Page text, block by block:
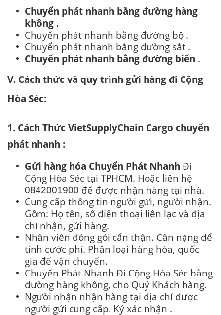
Chuyển phát nhanh bằng đường hàng
không .
Chuyển phát nhanh bằng đường bộ .
Chuyển phát nhanh bằng đường sắt .
Chuyển phát nhanh bằng đường biển .
V. Cách thức và quy trình gửi hàng đi Cộng
Hòa Séc:
1. Cách Thức VietSupplyChain Cargo chuyển
phát nhanh :
Gửi hàng hóa Chuyển Phát Nhanh Đi
Cộng Hòa Séc tại TPHCM. Hoặc liên hệ
0842001900 để được nhận hàng tại nhà.
Cung cấp thông tin người gửi, người nhận.
Gồm: Họ tên, số điện thoại liên lạc và địa
chỉ nhận, gửi hàng.
Nhân viên đóng gói cẩn thận. Cân nặng để
tính cước phí. Phân loại hàng hóa, quốc
gia để vận chuyển.
Chuyển Phát Nhanh Đi Cộng Hòa Séc bằng
đường hàng không, cho Quý Khách hàng.
Người nhận nhận hàng tại địa chỉ được
người gửi cung cấp. Ký xác nhận .